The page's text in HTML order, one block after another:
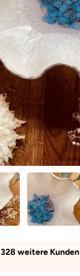
328 weitere Kunden